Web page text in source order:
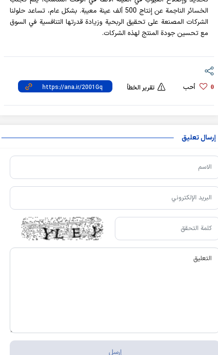
الخسائر الناجمة عن إنتاج 500 ألف عينة معيبة. بشكل عام، تساعد حلولنا
الشركات المصنعة على تحقيق الربحية وزيادة قدرتها التنافسية في السوق
مع تحسين جودة المنتج لهذه الشركات.
0 أحب تقرير الخطأ
إرسال تعليق